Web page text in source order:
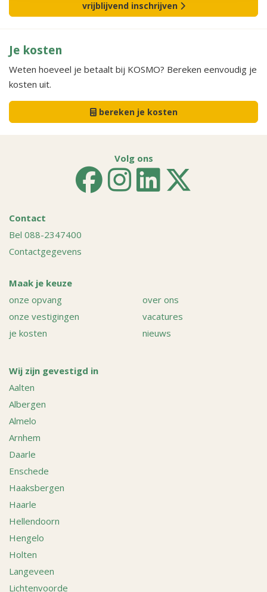
vrijblijvend inschrijven
Je kosten
Weten hoeveel je betaalt bij KOSMO? Bereken eenvoudig je
kosten uit.
bereken je kosten
Volg ons
Contact
Bel 088-2347400
Contactgegevens
Maak je keuze
onze opvang
onze vestigingen
je kosten
over ons
vacatures
nieuws
Wij zijn gevestigd in
Aalten
Albergen
Almelo
Arnhem
Daarle
Enschede
Haaksbergen
Haarle
Hellendoorn
Hengelo
Holten
Langeveen
Lichtenvoorde